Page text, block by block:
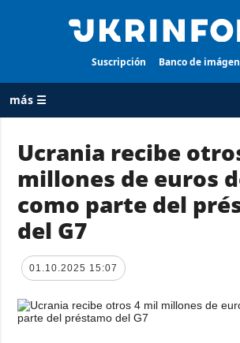
Suscripción Banco de
más ☰
TODAS LAS
Guerra
Reconstrucción
de Ucrania
Política
Economía
Ucrania recibe
millones de euros
como parte del
del G7
01.10.2025 15:07